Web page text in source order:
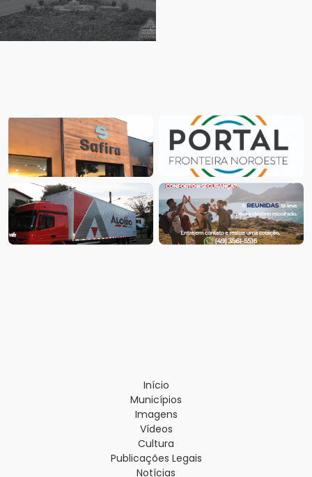
Início
Municípios
Imagens
Vídeos
Cultura
Publicações Legais
Notícias